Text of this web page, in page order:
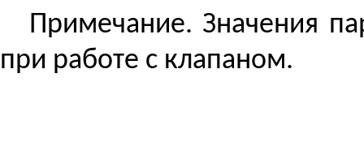
Примечание. Значения
при работе с клапаном.